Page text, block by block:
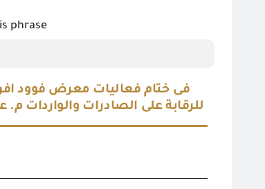
phrase
للرقابة على الصادرات والواردات